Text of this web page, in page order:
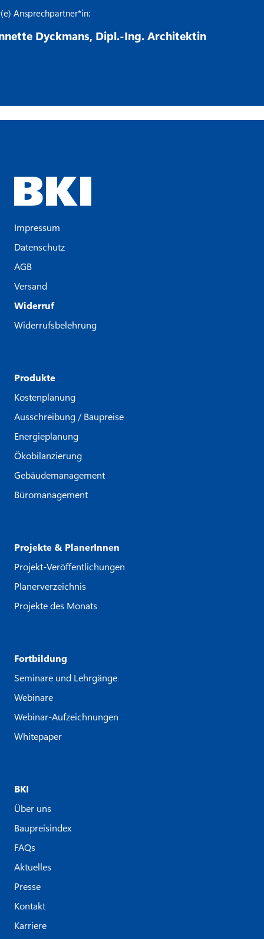
Ansprechpartner*in:
Dyckmans, Dipl.-Ing. Architektin
Impressum
Datenschutz
AGB
Versand
Widerruf
Widerrufsbelehrung
Produkte
Kostenplanung
Ausschreibung / Baupreise
Energieplanung
Ökobilanzierung
Gebäudemanagement
Büromanagement
Projekte & PlanerInnen
Projekt-Veröffentlichungen
Planerverzeichnis
Projekte des Monats
Fortbildung
Seminare und Lehrgänge
Webinare
Webinar-Aufzeichnungen
Whitepaper
BKI
Über uns
Baupreisindex
FAQs
Aktuelles
Presse
Kontakt
Karriere